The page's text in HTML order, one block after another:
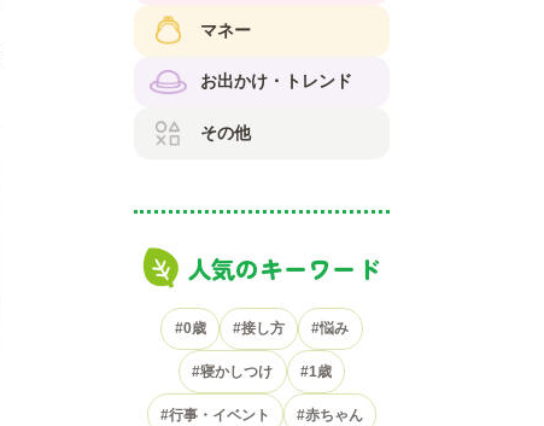
マネー
お出かけ・トレンド
その他
人気のキーワード
#0歳 #接し方 #悩み
#寝かしつけ #1歳
#行事・イベント #赤ちゃん